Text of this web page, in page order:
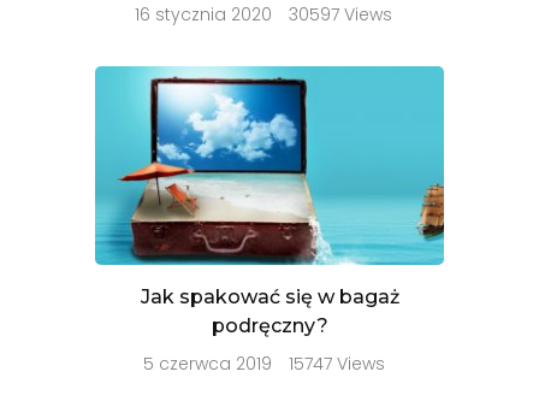
16 stycznia 2020 30597 Views
Jak spakować się w bagaż
podręczny?
5 czerwca 2019 15747 Views